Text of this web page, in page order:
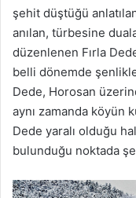
şehit düştüğü
anılan, türbesine
düzenlenen Fırla
belli dönemde
Dede, Horosan
aynı zamanda köyün
Dede yaralı olduğu
bulunduğu noktada